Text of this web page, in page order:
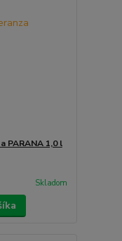
PARANA 1,0 l
Skladom